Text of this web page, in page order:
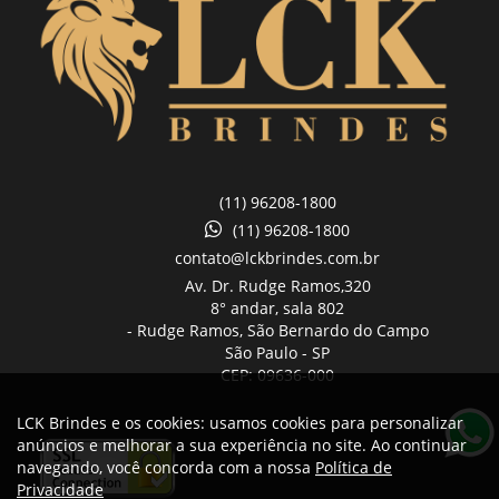
(11) 96208-1800
(11) 96208-1800
contato@lckbrindes.com.br
Av. Dr. Rudge Ramos,320
8° andar, sala 802
- Rudge Ramos, São Bernardo do Campo
São Paulo - SP
CEP: 09636-000
LCK Brindes e os cookies: usamos cookies para personalizar
anúncios e melhorar a sua experiência no site. Ao continuar
navegando, você concorda com a nossa Política de
Privacidade